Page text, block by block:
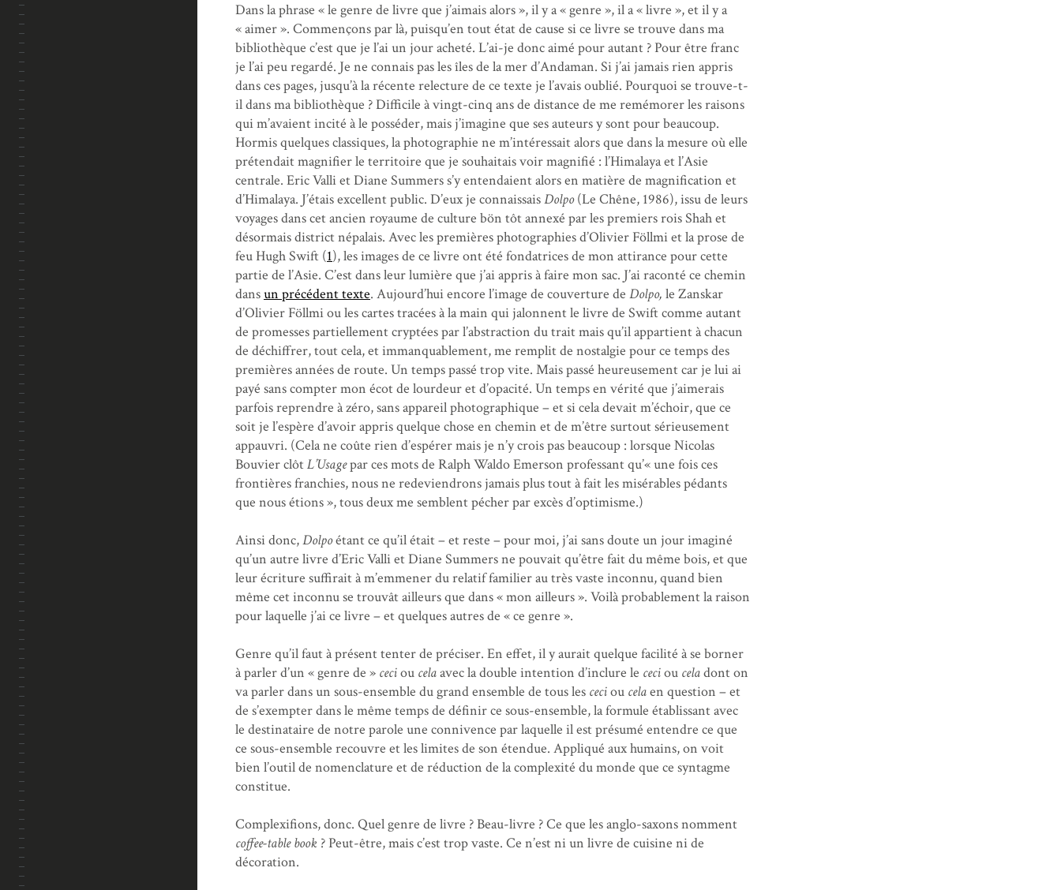
Dans la phrase « le genre de livre que j’aimais alors », il y a « genre », il a « livre », et il y a
« aimer ». Commençons par là, puisqu’en tout état de cause si ce livre se trouve dans ma
bibliothèque c’est que je l’ai un jour acheté. L’ai-je donc aimé pour autant ? Pour être franc
je l’ai peu regardé. Je ne connais pas les îles de la mer d’Andaman. Si j’ai jamais rien appris
dans ces pages, jusqu’à la récente relecture de ce texte je l’avais oublié. Pourquoi se trouve-t-
il dans ma bibliothèque ? Difficile à vingt-cinq ans de distance de me remémorer les raisons
qui m’avaient incité à le posséder, mais j’imagine que ses auteurs y sont pour beaucoup.
Hormis quelques classiques, la photographie ne m’intéressait alors que dans la mesure où elle
prétendait magnifier le territoire que je souhaitais voir magnifié : l’Himalaya et l’Asie
centrale. Eric Valli et Diane Summers s’y entendaient alors en matière de magnification et
d’Himalaya. J’étais excellent public. D’eux je connaissaisDolpo(Le Chêne, 1986), issu de leurs
voyages dans cet ancien royaume de culture bön tôt annexé par les premiers rois Shah et
désormais district népalais. Avec les premières photographies d’Olivier Föllmi et la prose de
feu Hugh Swift (1), les images de ce livre ont été fondatrices de mon attirance pour cette
partie de l’Asie. C’est dans leur lumière que j’ai appris à faire mon sac. J’ai raconté ce chemin
dansun précédent texte. Aujourd’hui encore l’image de couverture de Dolpo, le Zanskar
d’Olivier Föllmi ou les cartes tracées à la main qui jalonnent le livre de Swift comme autant
de promesses partiellement cryptées par l’abstraction du trait mais qu’il appartient à chacun
de déchiffrer, tout cela, et immanquablement, me remplit de nostalgie pour ce temps des
premières années de route. Un temps passé trop vite. Mais passé heureusement car je lui ai
payé sans compter mon écot de lourdeur et d’opacité. Un temps en vérité que j’aimerais
parfois reprendre à zéro, sans appareil photographique – et si cela devait m’échoir, que ce
soit je l’espère d’avoir appris quelque chose en chemin et de m’être surtout sérieusement
appauvri. (Cela ne coûte rien d’espérer mais je n’y crois pas beaucoup : lorsque Nicolas
Bouvier clôtL’Usagepar ces mots de Ralph Waldo Emerson professant qu’« une fois ces
frontières franchies, nous ne redeviendrons jamais plus tout à fait les misérables pédants
que nous étions », tous deux me semblent pécher par excès d’optimisme.)
Ainsi donc,Dolpoétant ce qu’il était – et reste – pour moi, j’ai sans doute un jour imaginé
qu’un autre livre d’Eric Valli et Diane Summers ne pouvait qu’être fait du même bois, et que
leur écriture suffirait à m’emmener du relatif familier au très vaste inconnu, quand bien
même cet inconnu se trouvât ailleurs que dans « mon ailleurs ». Voilà probablement la raison
pour laquelle j’ai ce livre – et quelques autres de « ce genre ».
Genre qu’il faut à présent tenter de préciser. En effet, il y aurait quelque facilité à se borner
à parler d’un « genre de » ceciou celaavec la double intention d’inclure le ceciou celadont on
va parler dans un sous-ensemble du grand ensemble de tous les ceciou celaen question – et
de s’exempter dans le même temps de définir ce sous-ensemble, la formule établissant avec
le destinataire de notre parole une connivence par laquelle il est présumé entendre ce que
ce sous-ensemble recouvre et les limites de son étendue. Appliqué aux humains, on voit
bien l’outil de nomenclature et de réduction de la complexité du monde que ce syntagme
constitue.
Complexifions, donc. Quel genre de livre ? Beau-livre ? Ce que les anglo-saxons nomment
coffee-table book ? Peut-être, mais c’est trop vaste. Ce n’est ni un livre de cuisine ni de
décoration.